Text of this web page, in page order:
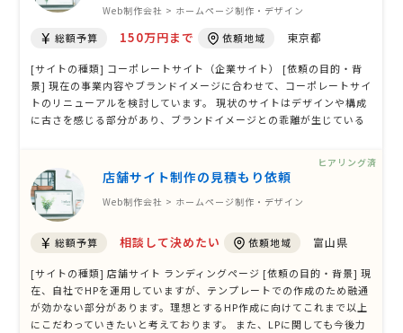
Web制作会社 > ホームページ制作・デザイン
総額予算 150万円まで 依頼地域 東京都
[サイトの種類] コーポレートサイト（企業サイト） [依頼の目的・背
景] 現在の事業内容やブランドイメージに合わせて、コーポレートサイ
トのリニューアルを検討しています。 現状のサイトはデザインや構成
に古さを感じる部分があり、ブランドイメージとの乖離が生じている
います。 また、ト …店舗サイト制作の見積もり依頼
Web制作会社 > ホームページ制作・デザイン
総額予算 相談して決めたい 依頼地域 富山県
[サイトの種類] 店舗サイト ランディングページ [依頼の目的・背景] 現
在、自社でHPを運用していますが、テンプレートでの作成のため融通
が効かない部分があります。理想とするHP作成に向けてこれまで以上
にこだわっていきたいと考えております。 また、LPに関しても今後力
ヒアリング済